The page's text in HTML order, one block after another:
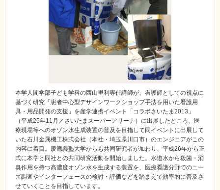
本学人間学部子ども学科の西山里利専任講師が、看護師としての視点に
基づく研究「患者中心型デザインワークショップ手法を用いた看護用
具・用品開発の支援」を産学連携イベント「コラボさいたま2013」
（平成25年11月／さいたまスーパーアリーナ）に出展したところ、医
療現場等へのオゾン水生成装置の普及を目指して同イベントに出展して
いた石川金属機工株式会社（本社・埼玉県川口市）のエンジニアがこの
内容に着目。慶應義塾大学からも共同研究者が加わり、平成26年から正
式に本学と同社との共同研究活動を開始しました。水道水から殺菌・消
臭作用を持つ高濃度オゾン水を生成する装置を、医療看護分野でのニー
ズ調査やインターフェースの検討・評価などを踏まえて効率的に普及さ
せていくことを目指しています。